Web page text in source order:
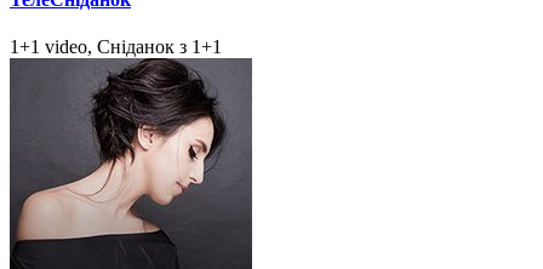
1+1 video, Сніданок з 1+1